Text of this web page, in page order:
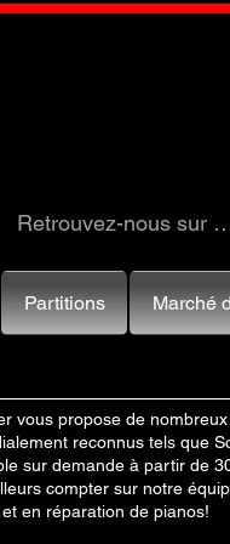
Retrouvez-nous sur
vous propose de
reconnus tels que
sur demande à partir de
compter sur notre
en réparation de pianos!
Partitions Marché